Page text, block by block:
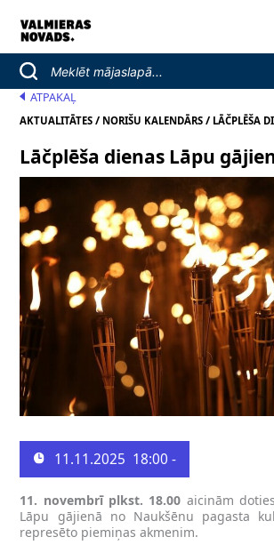
ATPAKAĻ
AKTUALITĀTES / NORIŠU KALENDĀRS / LĀČPLĒŠA
Lāčplēša dienas Lāpu
11.11.2025 18:00 -
11. novembrī plkst. 18.00 aicinām
Lāpu gājienā no Naukšēnu pagasta
represēto piemiņas akmenim.